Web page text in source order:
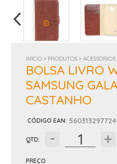
INÍCIO > PRODUTOS >ACESSÓRIOS
BOLSA LIVRO
SAMSUNG
CASTANHO
CÓDIGO EAN:
QTD:
PREÇO